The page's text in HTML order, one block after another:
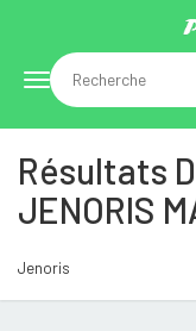
Toggle
navigation
Résultats
JENORIS
Jenoris